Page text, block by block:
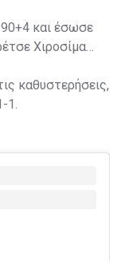
και έσωσε
Χιροσίμα
καθυστερήσεις,
1.